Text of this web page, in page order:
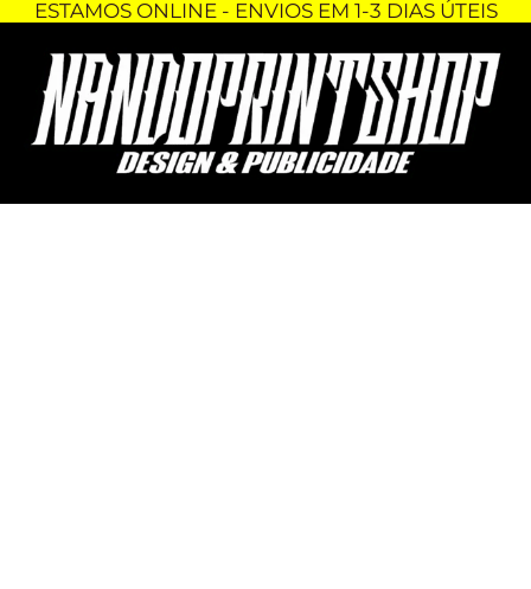
Skip
content
ESTAMOS ONLINE - ENVIOS EM 1-3 DIAS ÚTEIS
Quantidade
de
CANECA
-
UM
(CHATO)